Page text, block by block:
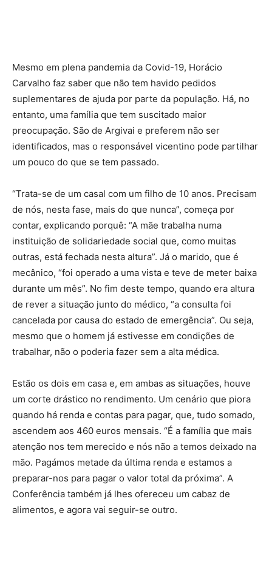
Mesmo em plena pandemia da Covid-19, Horácio
Carvalho faz saber que não tem havido pedidos
suplementares de ajuda por parte da população. Há, no
entanto, uma família que tem suscitado maior
preocupação. São de Argivai e preferem não ser
identificados, mas o responsável vicentino pode partilhar
um pouco do que se tem passado.
“Trata-se de um casal com um filho de 10 anos. Precisam
de nós, nesta fase, mais do que nunca”, começa por
contar, explicando porquê: “A mãe trabalha numa
instituição de solidariedade social que, como muitas
outras, está fechada nesta altura”. Já o marido, que é
mecânico, “foi operado a uma vista e teve de meter baixa
durante um mês”. No fim deste tempo, quando era altura
de rever a situação junto do médico, “a consulta foi
cancelada por causa do estado de emergência”. Ou seja,
mesmo que o homem já estivesse em condições de
trabalhar, não o poderia fazer sem a alta médica.
Estão os dois em casa e, em ambas as situações, houve
um corte drástico no rendimento. Um cenário que piora
quando há renda e contas para pagar, que, tudo somado,
ascendem aos 460 euros mensais. “É a família que mais
atenção nos tem merecido e nós não a temos deixado na
mão. Pagámos metade da última renda e estamos a
preparar-nos para pagar o valor total da próxima”. A
Conferência também já lhes ofereceu um cabaz de
alimentos, e agora vai seguir-se outro.